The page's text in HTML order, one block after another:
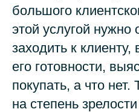
большого
этой услугой нужно
заходить к
его готовности,
покупать, а что нет.
на степень